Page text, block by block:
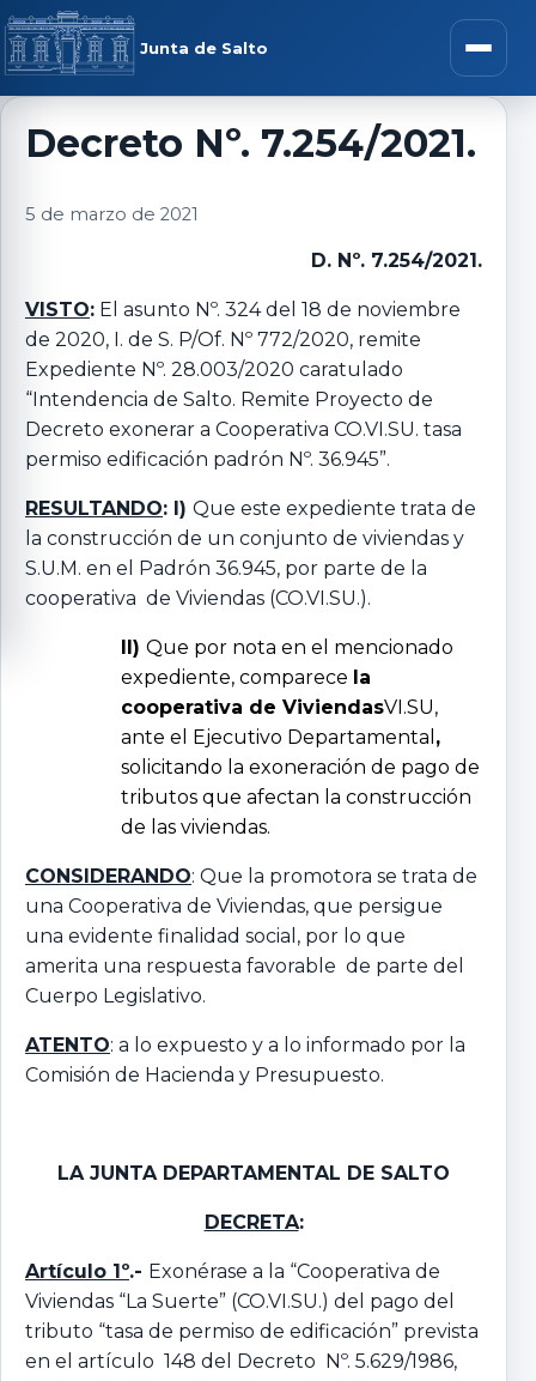
Saltar al contenido
Junta de Salto Abrir
menú
Decreto Nº. 7.254/2021.
5 de marzo de 2021
D. Nº. 7.254/2021.
VISTO: El asunto Nº. 324 del 18 de noviembre
de 2020, I. de S. P/Of. Nº 772/2020, remite
Expediente Nº. 28.003/2020 caratulado
“Intendencia de Salto. Remite Proyecto de
Decreto exonerar a Cooperativa CO.VI.SU. tasa
permiso edificación padrón Nº. 36.945”.
RESULTANDO: I) Que este expediente trata de
la construcción de un conjunto de viviendas y
S.U.M. en el Padrón 36.945, por parte de la
cooperativa de Viviendas (CO.VI.SU.).
II) Que por nota en el mencionado
expediente, comparece la
cooperativa de ViviendasVI.SU,
ante el Ejecutivo Departamental ,
solicitando la exoneración de pago de
tributos que afectan la construcción
de las viviendas.
CONSIDERANDO: Que la promotora se trata de
una Cooperativa de Viviendas, que persigue
una evidente finalidad social, por lo que
amerita una respuesta favorable de parte del
Cuerpo Legislativo.
ATENTO: a lo expuesto y a lo informado por la
Comisión de Hacienda y Presupuesto.
LA JUNTA DEPARTAMENTAL DE SALTO
DECRETA:
Artículo 1º.- Exonérase a la “Cooperativa de
Viviendas “La Suerte” (CO.VI.SU.) del pago del
tributo “tasa de permiso de edificación” prevista
en el artículo 148 del Decreto Nº. 5.629/1986,